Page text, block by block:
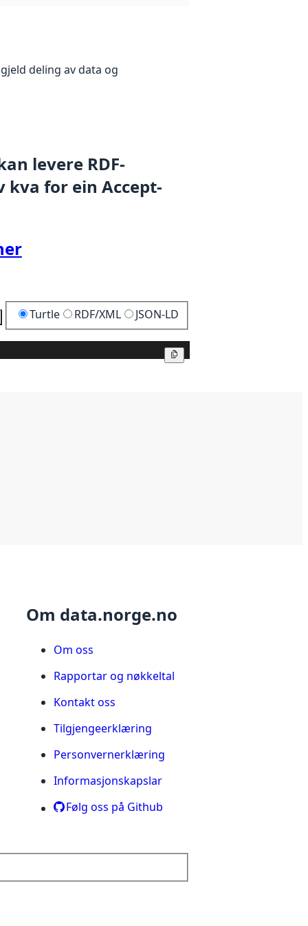
deling av data og
levere RDF-
for ein Accept-
Kopier Turtle RDF/XML JSON-LD
Om data.norge.no
Om oss
Rapportar og nøkkeltal
Kontakt oss
Tilgjengeerklæring
Personvernerklæring
Informasjonskapslar
Følg oss på Github